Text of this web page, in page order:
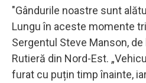
"Gândurile noastre sunt
Lungu în aceste momente
Sergentul Steve Manson,
Rutieră din Nord-Est.
furat cu puțin timp înainte,